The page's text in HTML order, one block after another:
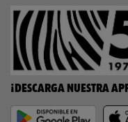
¡DESCARGA NUESTRA